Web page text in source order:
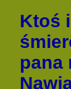
Ktoś
pana